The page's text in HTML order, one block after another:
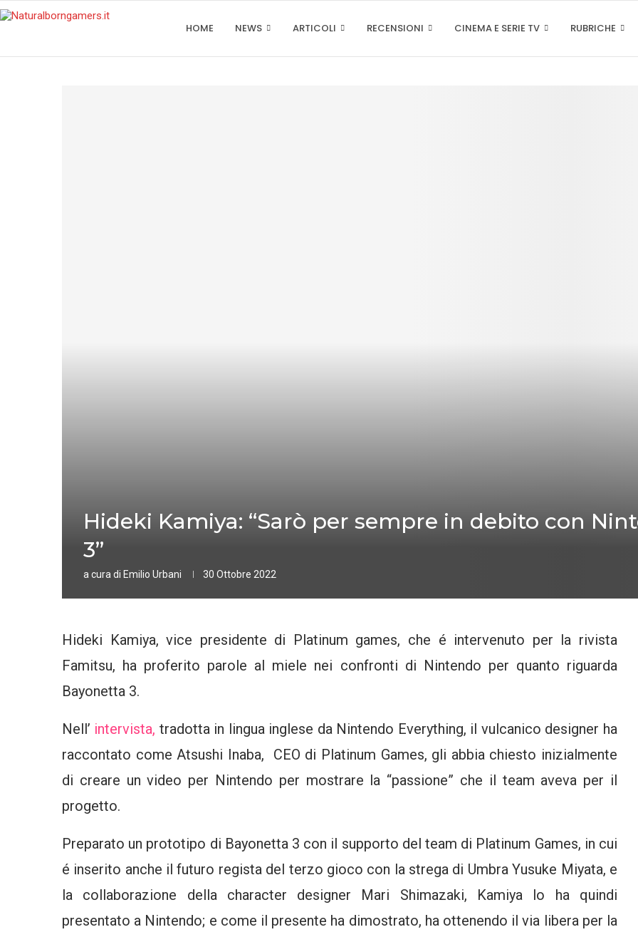
HOME NEWS ARTICOLI RECENSIONI CINEMA E SERIE TV RUBRICHE
Hideki Kamiya: “Sarò per sempre in debito con
3”
a cura di Emilio Urbani 30 Ottobre 2022
Hideki Kamiya, vice presidente di Platinum games, che é intervenuto per la rivista
Famitsu, ha proferito parole al miele nei confronti di Nintendo per quanto riguarda
Bayonetta 3.
Nell’ intervista, tradotta in lingua inglese da Nintendo Everything, il vulcanico designer ha
raccontato come Atsushi Inaba, CEO di Platinum Games, gli abbia chiesto inizialmente
di creare un video per Nintendo per mostrare la “passione” che il team aveva per il
progetto.
Preparato un prototipo di Bayonetta 3 con il supporto del team di Platinum Games, in cui
é inserito anche il futuro regista del terzo gioco con la strega di Umbra Yusuke Miyata, e
la collaborazione della character designer Mari Shimazaki, Kamiya lo ha quindi
presentato a Nintendo; e come il presente ha dimostrato, ha ottenendo il via libera per la